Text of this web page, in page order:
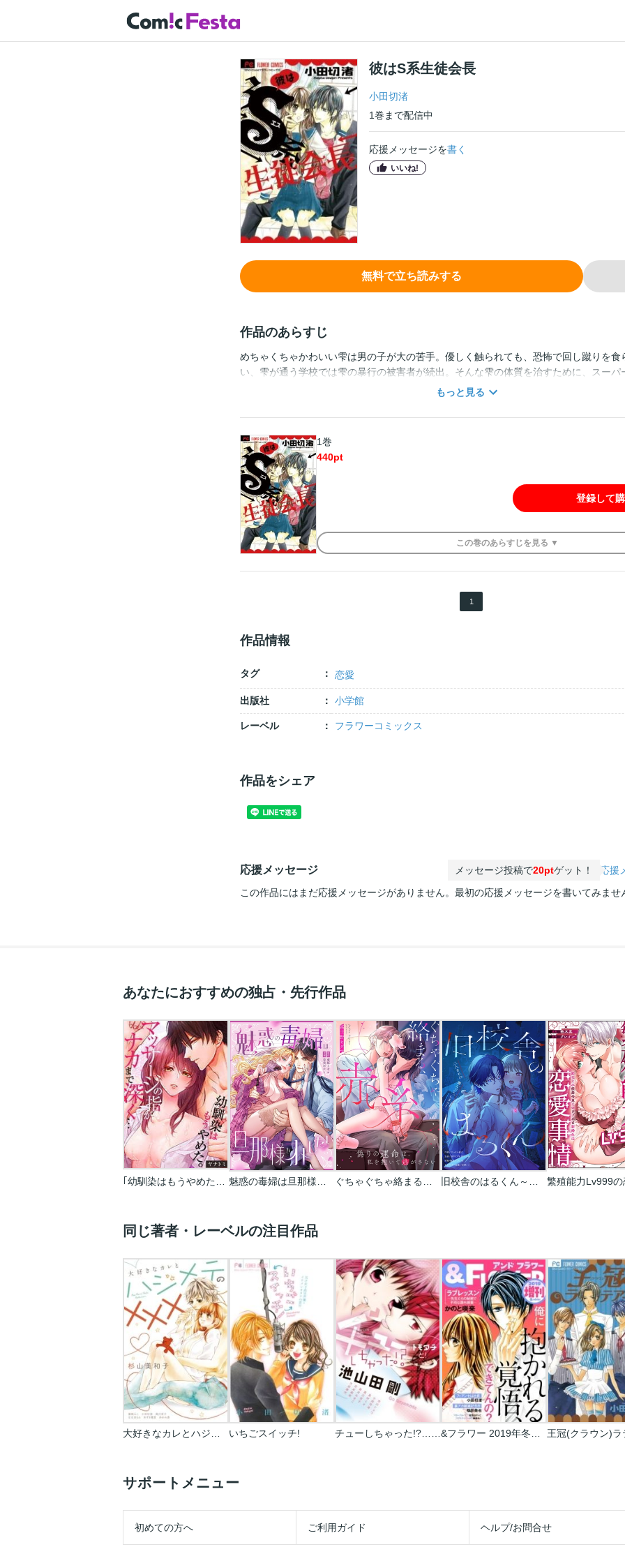
彼はS系生徒会長
小田切渚
1巻 まで配信中
応援メッセージを書く
いいね!
無料で立ち読みする
作品のあらすじ
めちゃくちゃかわいい雫は男の子が大の苦手。優しく触られても、恐怖で回し蹴りを食
い、雫が通う学校では雫の暴行の被害者が続出。そんな雫の体質を治すために、スーパ
長・瀬戸静が立ち上がった。雫を無理やり、生徒会に入れて、厄介な体質を治そうとし
いじめぬきたい！！こんなに愛されて困っちゃう！
もっと見る
1巻
440pt
登録して
この巻のあらすじを 見る ▼
1
作品情報
タグ 恋愛
出版社 小学館
レーベル フラワーコミックス
作品をシェア
応援メッセージ メッセージ投稿で20ptゲット！
応援
この作品にはまだ応援メッセージがありません。最初の応援メッセージを書いてみませ
あなたにおすすめの独占・先行作品
｢幼馴染はもうやめた｡｣マッサージの指がナカまで深く… 魅惑の毒婦は旦那様をオトしたい ぐちゃぐちゃ絡まる、赤い糸～偽りの運命は、私を抱いて逃がさない 旧校舎のはるくん～二人きりの鬼ごっこ、しよう？
同じ著者・レーベルの注目作品
いちごスイッチ!
サポートメニュー
初めての方へ ご利用ガイド ヘルプ/お問合せ